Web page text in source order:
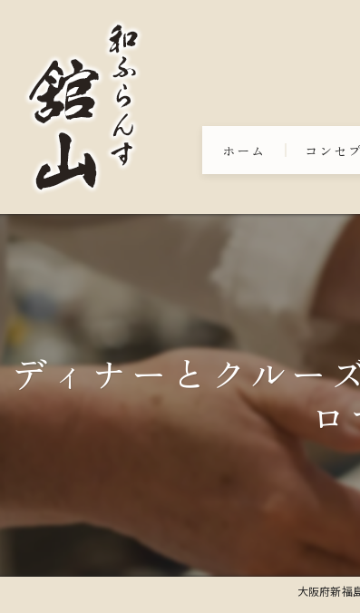
ホーム コンセ
ディナーとクルー
大阪府新福